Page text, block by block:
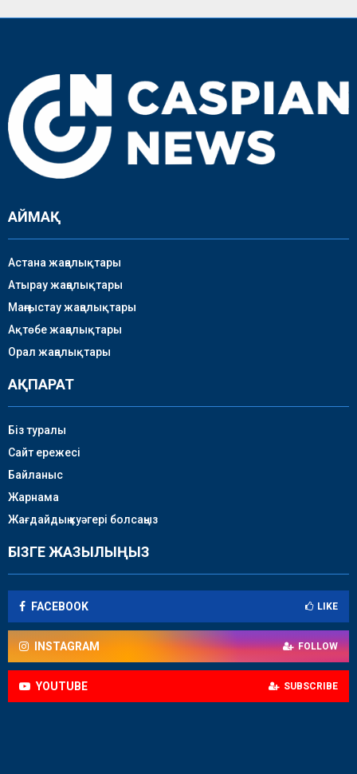
АЙМАҚ
Астана жаңалықтары
Атырау жаңалықтары
Маңғыстау жаңалықтары
Ақтөбе жаңалықтары
Орал жаңалықтары
АҚПАРАТ
Біз туралы
Сайт ережесі
Байланыс
Жарнама
Жағдайдың куәгері болсаңыз
БІЗГЕ ЖАЗЫЛЫҢЫЗ
FACEBOOK LIKE
INSTAGRAM FOLLOW
YOUTUBE SUBSCRIBE